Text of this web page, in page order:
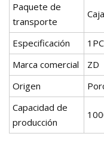
Paquete de
transporte
Caja
Especificación
Marca comercial
ZD
Origen
Capacidad de
producción